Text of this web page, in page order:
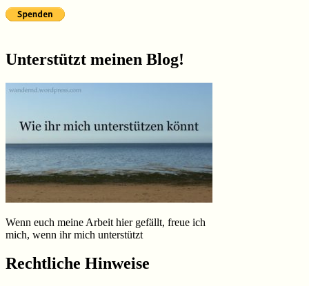
Unterstützt meinen Blog!
Wenn euch meine Arbeit hier gefällt, freue ich
mich, wenn ihr mich unterstützt
Rechtliche Hinweise